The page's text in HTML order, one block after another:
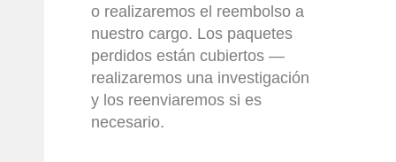
o realizaremos el reembolso a
nuestro cargo. Los paquetes
perdidos están cubiertos —
realizaremos una investigación
y los reenviaremos si es
necesario.